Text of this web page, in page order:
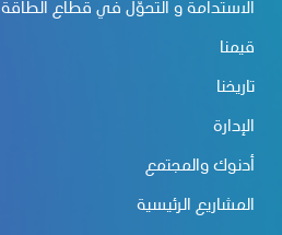
الاستدامة و التحوّل في قطاع الطاقة
قيمنا
تاريخنا
الإدارة
أدنوك والمجتمع
المشاريع الرئيسية